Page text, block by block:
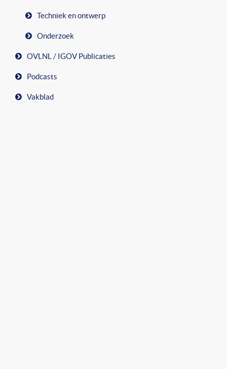
Techniek en ontwerp
Onderzoek
OVLNL / IGOV Publicaties
Podcasts
Vakblad